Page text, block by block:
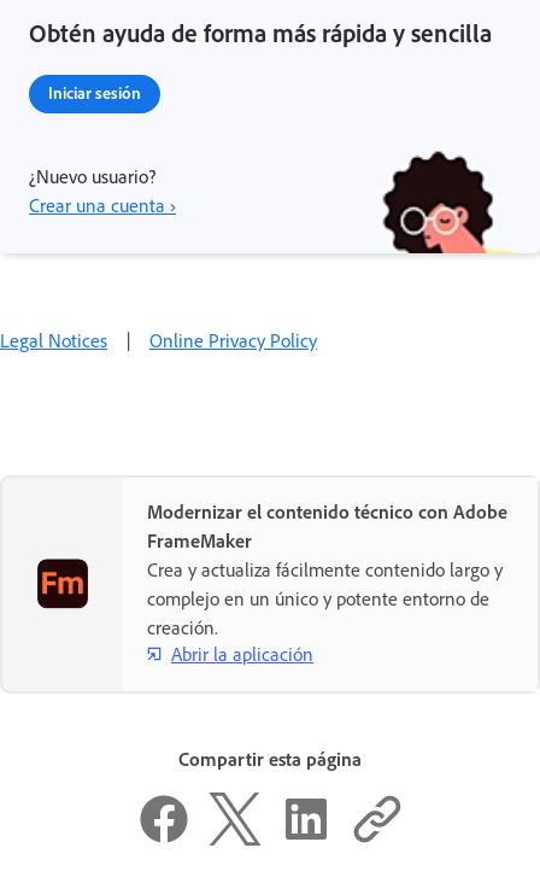
Obtén ayuda de forma más rápida y sencilla
Iniciar sesión
¿Nuevo usuario?
Crear una cuenta ›
Legal Notices | Online Privacy Policy
Modernizar el contenido técnico con Adobe
FrameMaker
Crea y actualiza fácilmente contenido largo y
complejo en un único y potente entorno de
creación.
Abrir la aplicación
Compartir esta página